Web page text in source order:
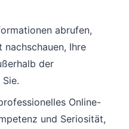
abrufen,
Ihre
der
Online-
und Seriosität,